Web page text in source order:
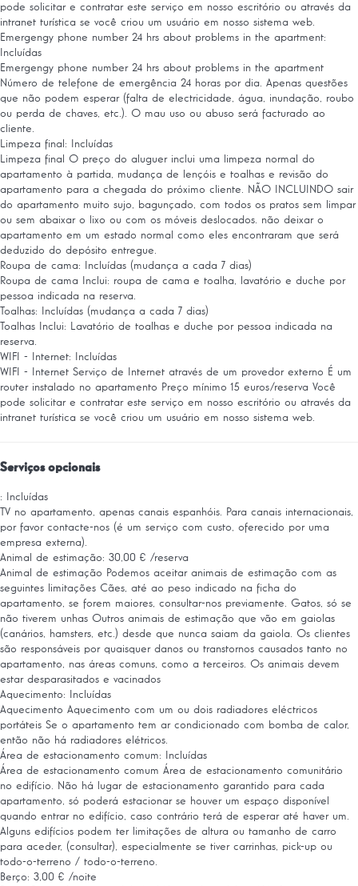
pode solicitar e contratar este serviço em nosso escritório ou através da
intranet turística se você criou um usuário em nosso sistema web.
Emergengy phone number 24 hrs about problems in the apartment:
Incluídas
Emergengy phone number 24 hrs about problems in the apartment
Número de telefone de emergência 24 horas por dia. Apenas questões
que não podem esperar (falta de electricidade, água, inundação, roubo
ou perda de chaves, etc.). O mau uso ou abuso será facturado ao
cliente.
Limpeza final: Incluídas
Limpeza final
O preço do aluguer inclui uma limpeza normal do
apartamento à partida, mudança de lençóis e toalhas e revisão do
apartamento para a chegada do próximo cliente. NÃO INCLUINDO sair
do apartamento muito sujo, bagunçado, com todos os pratos sem limpar
ou sem abaixar o lixo ou com os móveis deslocados. não deixar o
apartamento em um estado normal como eles encontraram que será
deduzido do depósito entregue.
Roupa de cama: Incluídas (mudança a cada 7 dias)
Roupa de cama
Inclui: roupa de cama e toalha, lavatório e duche por
pessoa indicada na reserva.
Toalhas: Incluídas (mudança a cada 7 dias)
Toalhas
Inclui: Lavatório de toalhas e duche por pessoa indicada na
reserva.
WIFI - Internet: Incluídas
WIFI - Internet Serviço de Internet através de um provedor externo É um
router instalado no apartamento Preço mínimo 15 euros/reserva Você
pode solicitar e contratar este serviço em nosso escritório ou através da
intranet turística se você criou um usuário em nosso sistema web.
Serviços opcionais
: Incluídas
TV no apartamento, apenas canais espanhóis. Para canais internacionais,
por favor contacte-nos (é um serviço com custo, oferecido por uma
empresa externa).
Animal de estimação: 30,00 € /reserva
Animal de estimação Podemos aceitar animais de estimação com as
seguintes limitações Cães, até ao peso indicado na ficha do
apartamento, se forem maiores, consultar-nos previamente. Gatos, só se
não tiverem unhas Outros animais de estimação que vão em gaiolas
(canários, hamsters, etc.) desde que nunca saiam da gaiola. Os clientes
são responsáveis ​​por quaisquer danos ou transtornos causados ​​tanto no
apartamento, nas áreas comuns, como a terceiros. Os animais devem
estar desparasitados e vacinados
Aquecimento: Incluídas
Aquecimento Aquecimento com um ou dois radiadores eléctricos
portáteis Se o apartamento tem ar condicionado com bomba de calor,
então não há radiadores elétricos.
Área de estacionamento comum: Incluídas
Área de estacionamento comum Área de estacionamento comunitário
no edifício. Não há lugar de estacionamento garantido para cada
apartamento, só poderá estacionar se houver um espaço disponível
quando entrar no edifício, caso contrário terá de esperar até haver um.
Alguns edifícios podem ter limitações de altura ou tamanho de carro
para aceder, (consultar), especialmente se tiver carrinhas, pick-up ou
todo-o-terreno / todo-o-terreno.
Berço: 3,00 € /noite